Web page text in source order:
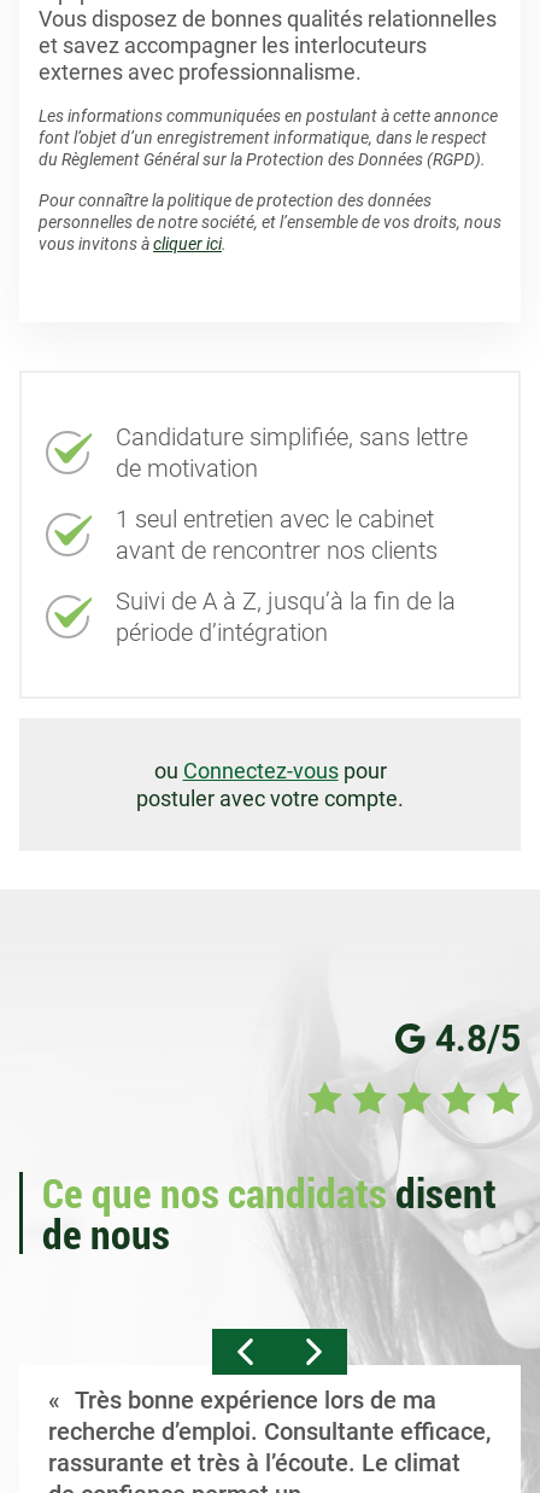
Vous disposez de bonnes qualités relationnelles
et savez accompagner les interlocuteurs
externes avec professionnalisme.
Les informations communiquées en postulant à cette annonce
font l’objet d’un enregistrement informatique, dans le respect
du Règlement Général sur la Protection des Données (RGPD).
Pour connaître la politique de protection des données
personnelles de notre société, et l’ensemble de vos droits, nous
vous invitons àcliquer ici.
Candidature simplifiée, sans lettre
de motivation
1 seul entretien avec le cabinet
avant de rencontrer nos clients
Suivi de A à Z, jusqu’à la fin de la
période d’intégration
ou Connectez-vouspour
postuler avec votre compte.
4.8/5
Ce que nos candidatsdisent
de nous
Très bonne expérience lors de ma
recherche d’emploi. Consultante efficace,
rassurante et très à l’écoute. Le climat